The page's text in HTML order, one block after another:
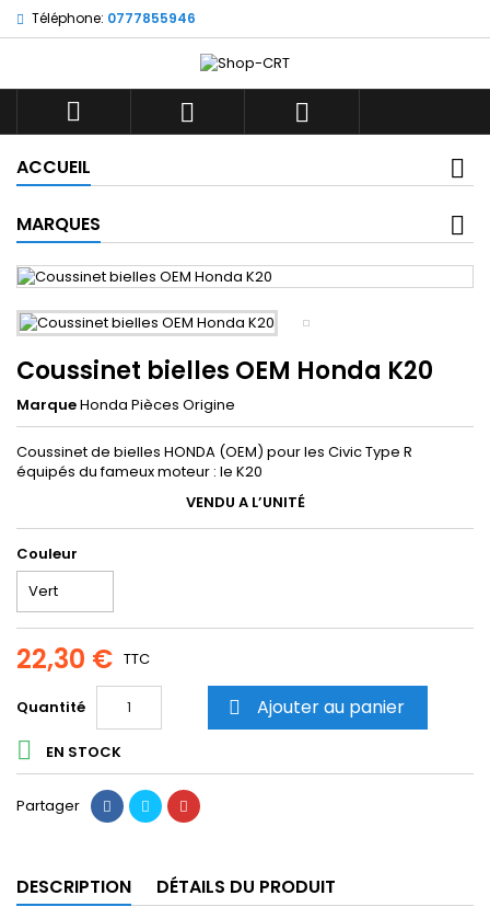
Téléphone: 0777855946
  
ACCUEIL
MARQUES
Coussinet bielles OEM Honda K20
MarqueHonda Pièces Origine
Coussinet de bielles HONDA (OEM) pour les Civic Type R
équipés du fameux moteur : le K20
VENDU A L’UNITÉ
Couleur
22,30 € TTC
Quantité  Ajouter au panier
 EN STOCK
Partager
DESCRIPTION DÉTAILS DU PRODUIT